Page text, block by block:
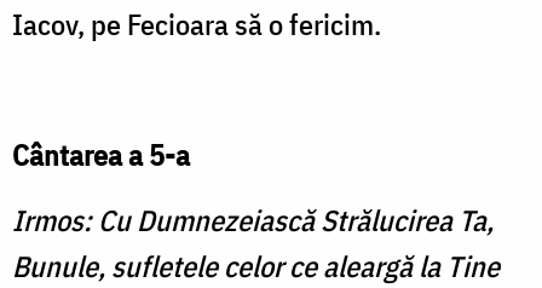
Iacov, pe Fecioara să o fericim.
Cântarea a 5-a
Irmos: Cu Dumnezeiască Strălucirea Ta,
Bunule, sufletele celor ce aleargă la Tine